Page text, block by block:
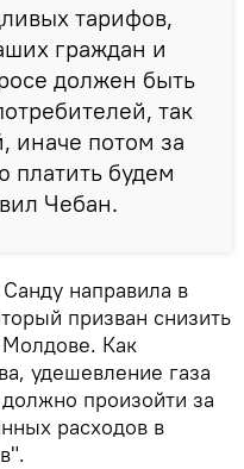
тарифов,
граждан и
должен быть
так
иначе потом за
будем
Чебан.
направила в
призван снизить
Как
удешевление газа
произойти за
расходов в